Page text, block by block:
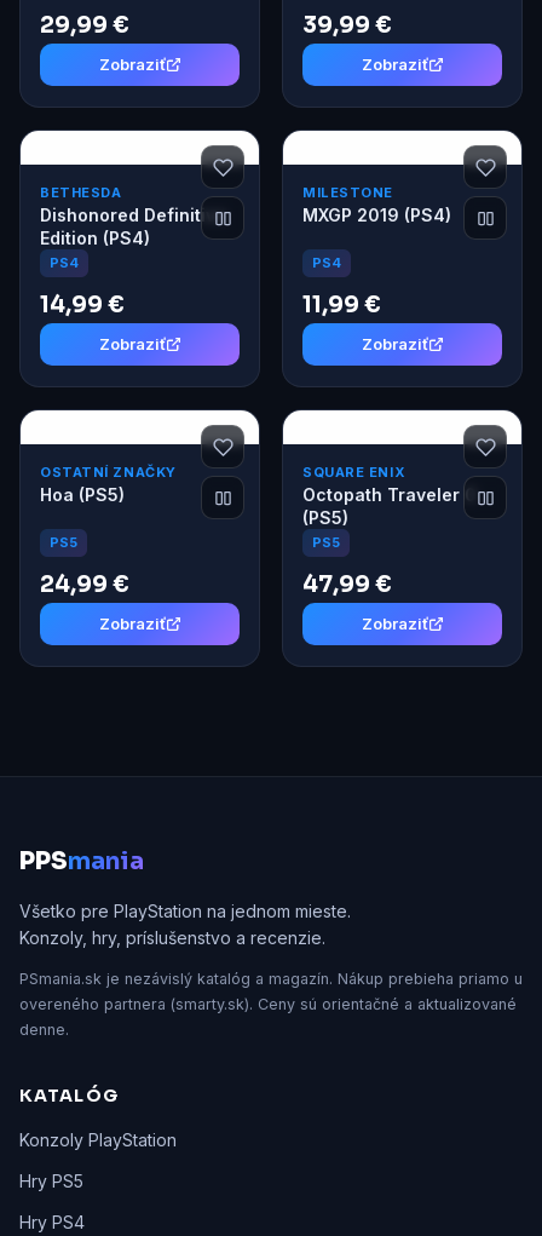
29,99 €
Zobraziť
39,99 €
Zobraziť
BETHESDA
Dishonored Definitive
Edition (PS4)
PS4
14,99 €
Zobraziť
MILESTONE
MXGP 2019 (PS4)
PS4
11,99 €
Zobraziť
OSTATNÍ ZNAČKY
Hoa (PS5)
PS5
24,99 €
Zobraziť
SQUARE ENIX
Octopath Traveler 0
(PS5)
PS5
47,99 €
Zobraziť
PPSmania
Všetko pre PlayStation na jednom mieste.
Konzoly, hry, príslušenstvo a recenzie.
PSmania.sk je nezávislý katalóg a magazín. Nákup prebieha priamo u
overeného partnera (smarty.sk). Ceny sú orientačné a aktualizované
denne.
KATALÓG
Konzoly PlayStation
Hry PS5
Hry PS4